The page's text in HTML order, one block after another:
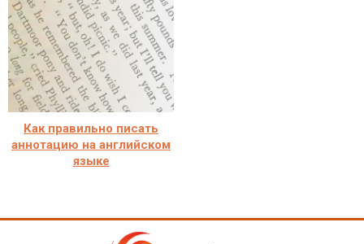
Как правильно писать
аннотацию на английском
языке